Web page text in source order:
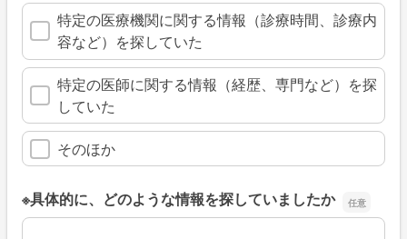
特定の医療機関に関する情報（診療時間、診療内
容など）を探していた
特定の医師に関する情報（経歴、専門など）を探
していた
そのほか
※具体的に、どのような情報を探していましたか
※具体的に、どのような情報を探していましたか